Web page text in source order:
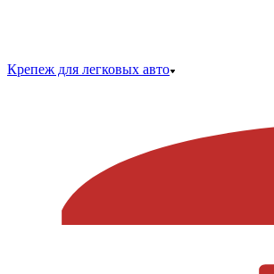
Крепеж для легковых авто